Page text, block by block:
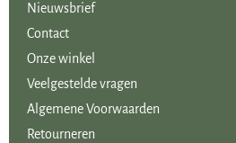
Nieuwsbrief
Contact
Onze winkel
Veelgestelde vragen
Algemene Voorwaarden
Retourneren